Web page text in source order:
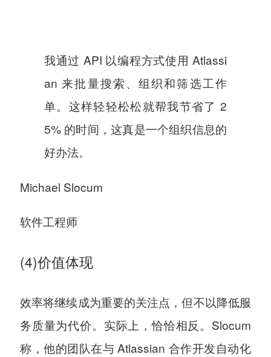
我通过 API 以编程方式使用 Atlassi
an 来批量搜索、组织和筛选工作
单。这样轻轻松松就帮我节省了 2
5% 的时间，这真是一个组织信息的
好办法。
Michael Slocum
软件工程师
(4)价值体现
效率将继续成为重要的关注点，但不以降低服
务质量为代价。实际上，恰恰相反。Slocum
称，他的团队在与 Atlassian 合作开发自动化